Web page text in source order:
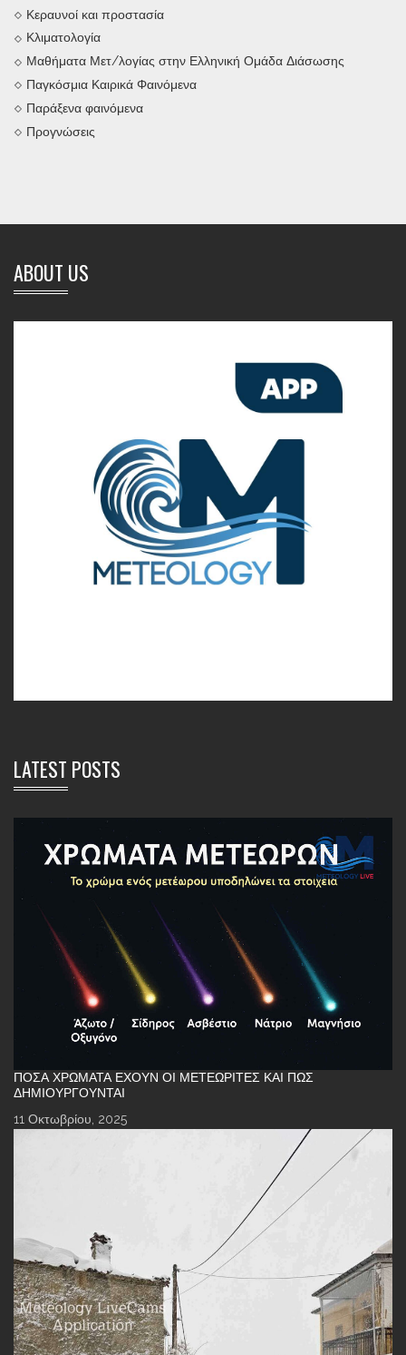
Κεραυνοί και προστασία
Κλιματολογία
Μαθήματα Μετ/λογίας στην Ελληνική Ομάδα Διάσωσης
Παγκόσμια Καιρικά Φαινόμενα
Παράξενα φαινόμενα
Προγνώσεις
ABOUT US
LATEST POSTS
ΠΌΣΑ ΧΡΏΜΑΤΑ ΈΧΟΥΝ ΟΙ ΜΕΤΕΩΡΊΤΕΣ ΚΑΙ ΠΏΣ
ΔΗΜΙΟΥΡΓΟΎΝΤΑΙ
11 Οκτωβρίου, 2025